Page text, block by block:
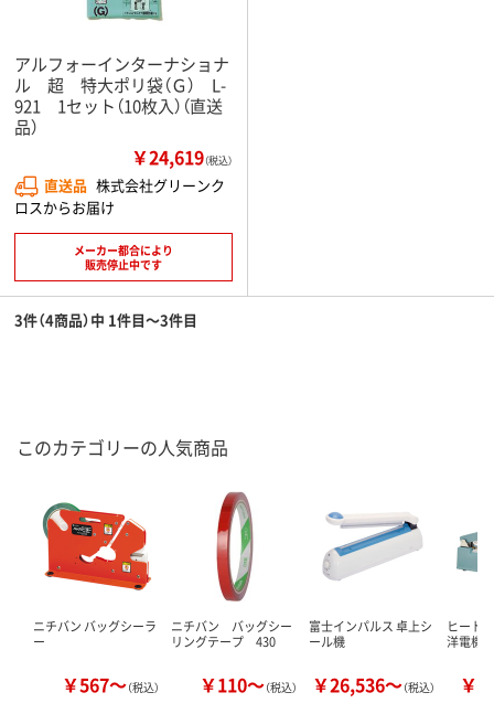
アルフォーインターナショナ
ル 超 特大ポリ袋（Ｇ） L-
921 1セット（10枚入）（直送
品）
￥24,619（税込）
直送品 株式会社グリーンク
ロスからお届け
メーカー都合により
販売停止中です
3件（4商品）中 1件目～3件目
このカテゴリーの人気商品
ニチバン バッグシーラ
ー
￥567～（税込）
ニチバン バッグシー
リングテープ 430
￥110～（税込）
富士インパルス 卓上シ
ール機
￥26,536～（税込）
ヒート
洋電機
￥